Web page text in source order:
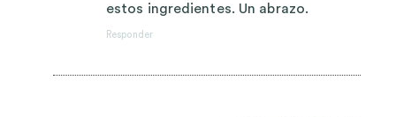
estos ingredientes. Un abrazo.
Responder